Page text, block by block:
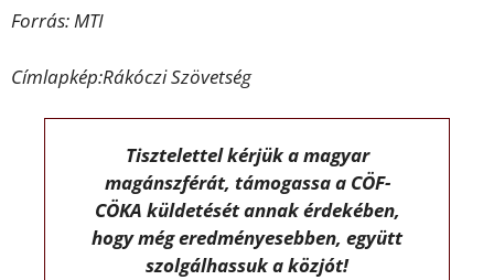
Forrás: MTI
Címlapkép:Rákóczi Szövetség
Tisztelettel kérjük a magyar
magánszférát, támogassa a CÖF-
CÖKA küldetését annak érdekében,
hogy még eredményesebben, együtt
szolgálhassuk a közjót!